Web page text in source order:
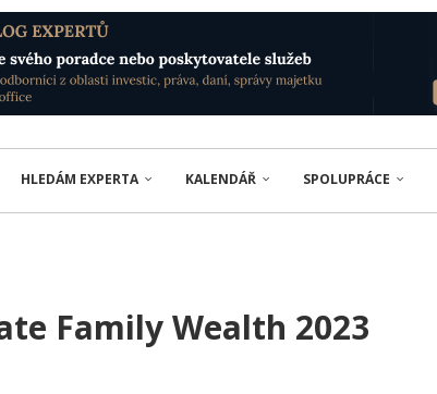
HLEDÁM EXPERTA KALENDÁŘ SPOLUPRÁCE
Family Wealth 2023